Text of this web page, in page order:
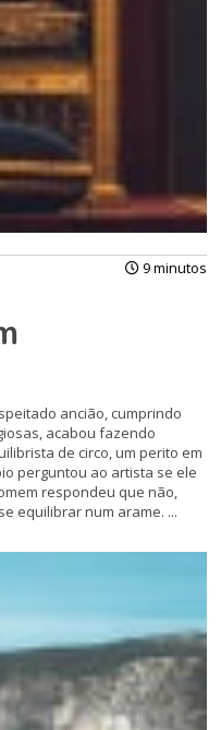
9 minutos
ancião, cumprindo
acabou fazendo
de circo, um perito em
perguntou ao artista se ele
respondeu que não,
equilibrar num arame. ...